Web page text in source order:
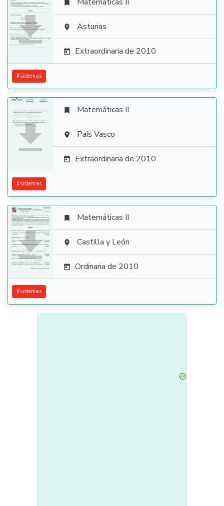
  Asturias
 Extraordinaria de 2010
#sistemas

 Matemáticas II
 País Vasco
 Extraordinaria de 2010
#sistemas

 Matemáticas II
 Castilla y León
 Ordinaria de 2010
#sistemas